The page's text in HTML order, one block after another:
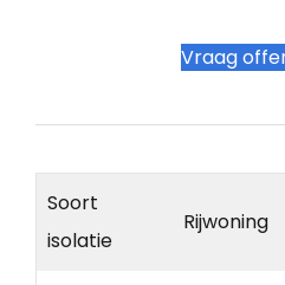
Vraag
Soort
isolatie
Rijwoning